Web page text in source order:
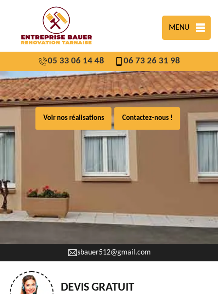
MENU
05 33 06 14 48 06 73 26 31 98
Voir nos réalisations Contactez-nous !
sbauer512@gmail.com
DEVIS GRATUIT